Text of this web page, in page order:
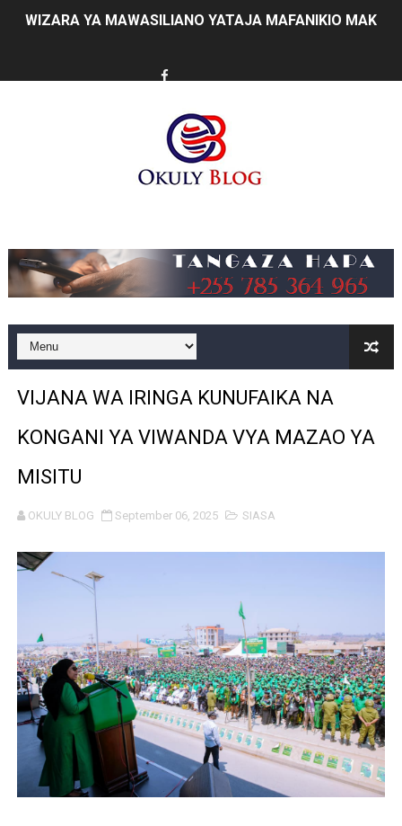
WIZARA YA MAWASILIANO YATAJA MAFANIKIO
MTWALE AITAKA TARURA IENDELEE KUTOA
PROF. NAGU: TARURA ONGEZENI ELIMU KWA
MTENDAJI MKUU WMA AHAMASISHA WANANCHI
TBS YAENDELEA KUTOA ELUMU YA VIWANGO
RAIS SAMIA AIPONGEZA TADB KUWA MDHAMINI
MHANDISI SWEDI: NANENANE NI FURSA YA
TEKNOLOJIA YA NYUKLIA: MSAADA MKUBWA KATIKA
TBS Yaendelea kutoa elimu ya uthibitishaji ubora wa
TACAIDS YASISITIZA KINGA DHIDI YA UKIMWI
LONDO: KUONGEZA THAMANI YA MAZAO NDIO NJIA
WRRB YAJA NA UBUNIFU KWENYE ZAO LA PARACHICHI
HABARI ZILIZOPEWA UZITO WA JUU KATIKA
TPDC YARIDHISHWA NA MAENDELEO YA UJENZI WA
VIJANA WA IRINGA KUNUFAIKA NA
KONGANI YA VIWANDA VYA MAZAO YA
MISITU
OKULY BLOG September 06, 2025 SIASA